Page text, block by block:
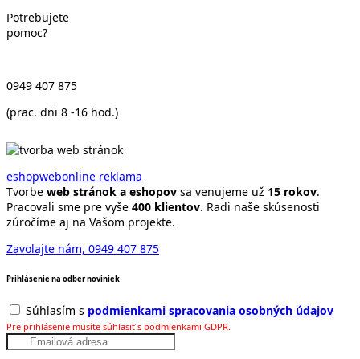
Potrebujete
pomoc?
0949 407 875
(prac. dni 8 -16 hod.)
eshopwebonline reklama
Tvorbe web stránok a eshopov sa venujeme už 15 rokov.
Pracovali sme pre vyše 400 klientov. Radi naše skúsenosti
zúročíme aj na Vašom projekte.
Zavolajte nám, 0949 407 875
Prihlásenie na odber noviniek
Súhlasím s podmienkami spracovania osobných údajov
Pre prihlásenie musíte súhlasiť s podmienkami GDPR.